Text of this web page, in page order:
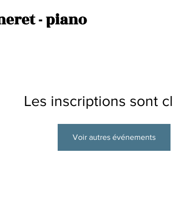
- piano
Les inscriptions sont
Voir autres événements